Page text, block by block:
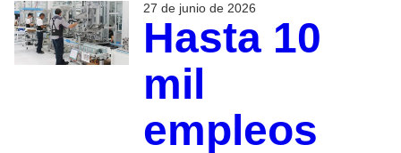
27 de junio de 2026
Hasta 10
mil
empleos